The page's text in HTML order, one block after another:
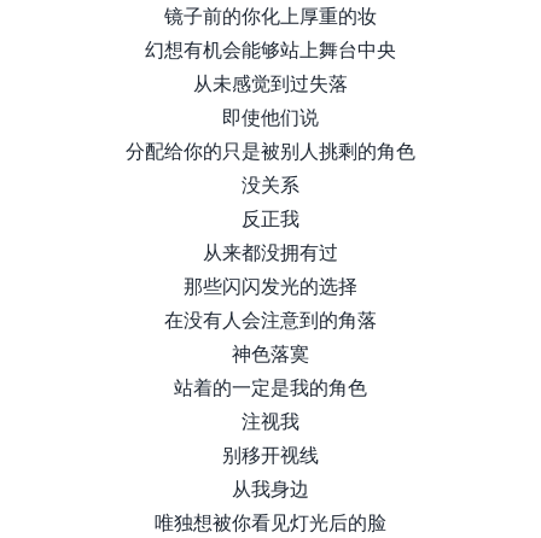
镜子前的你化上厚重的妆
幻想有机会能够站上舞台中央
从未感觉到过失落
即使他们说
分配给你的只是被别人挑剩的角色
没关系
反正我
从来都没拥有过
那些闪闪发光的选择
在没有人会注意到的角落
神色落寞
站着的一定是我的角色
注视我
别移开视线
从我身边
唯独想被你看见灯光后的脸